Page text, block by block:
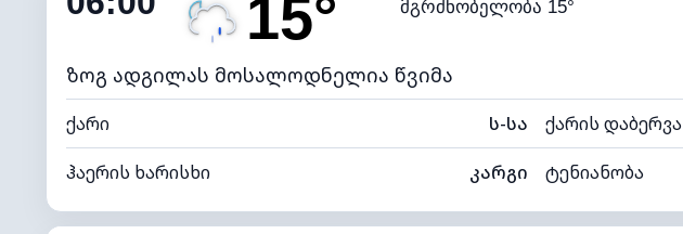
ნამის წერტილი 14°C ხილვადობა
განათების ინდექსი
15° მგრძნობელობა 15°
ზოგ ადგილას მოსალოდნელია წვიმა
ქარი ს-სა ქარის დაბერვა
ჰაერის ხარისხი კარგი ტენიანობა
შიდა ტენიანობა 88% (კომფორტული) ღრუბლიანობა